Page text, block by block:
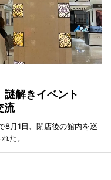
謎解きイベント
流
8月1日、閉店後の館内を巡
た。